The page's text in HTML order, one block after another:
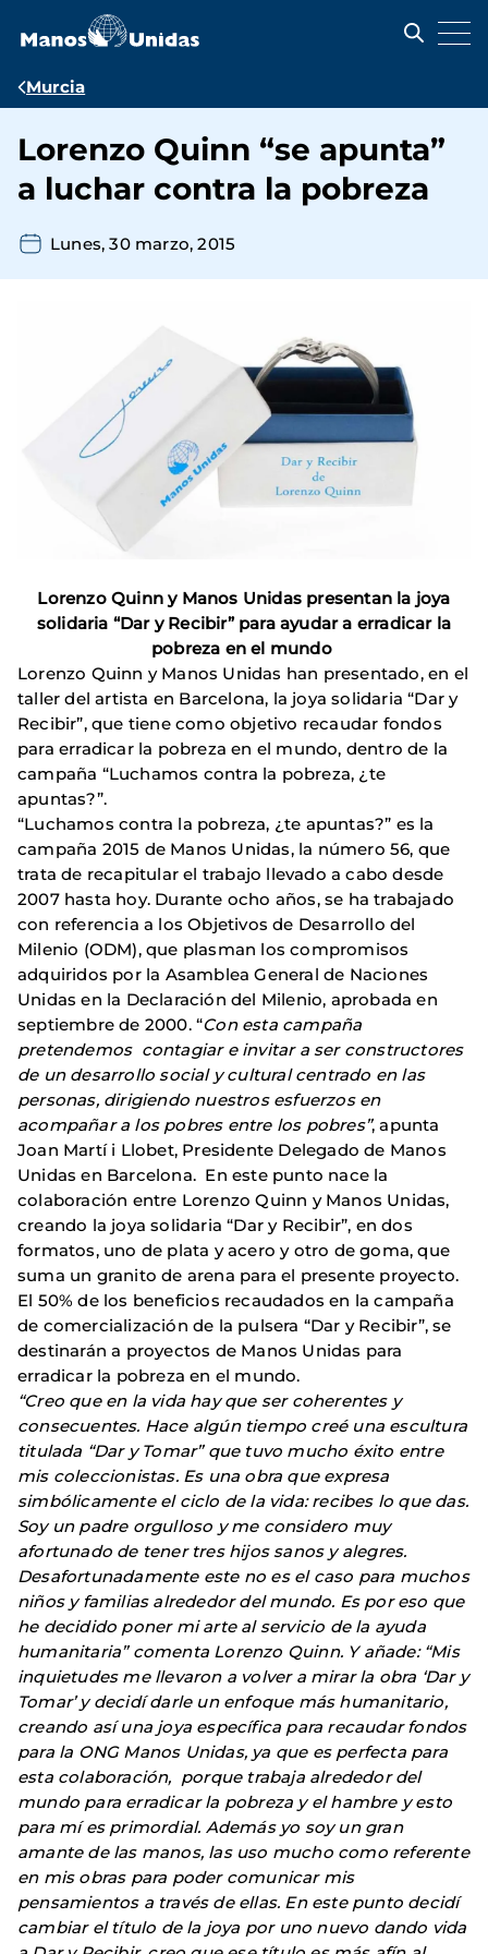
contenido
Ruta
navegación
Murcia
Lorenzo Quinn “se apunta”
a luchar contra la pobreza
Lunes, 30 marzo, 2015
Lorenzo Quinn y Manos Unidas presentan la joya
solidaria “Dar y Recibir” para ayudar a erradicar la
pobreza en el mundo
Lorenzo Quinn y Manos Unidas han presentado, en el
taller del artista en Barcelona, la joya solidaria “Dar y
Recibir”, que tiene como objetivo recaudar fondos
para erradicar la pobreza en el mundo, dentro de la
campaña “Luchamos contra la pobreza, ¿te
apuntas?”.
“Luchamos contra la pobreza, ¿te apuntas?” es la
campaña 2015 de Manos Unidas, la número 56, que
trata de recapitular el trabajo llevado a cabo desde
2007 hasta hoy. Durante ocho años, se ha trabajado
con referencia a los Objetivos de Desarrollo del
Milenio (ODM), que plasman los compromisos
adquiridos por la Asamblea General de Naciones
Unidas en la Declaración del Milenio, aprobada en
septiembre de 2000. “Con esta campaña
pretendemos contagiar e invitar a ser constructores
de un desarrollo social y cultural centrado en las
personas, dirigiendo nuestros esfuerzos en
acompañar a los pobres entre los pobres”, apunta
Joan Martí i Llobet, Presidente Delegado de Manos
Unidas en Barcelona. En este punto nace la
colaboración entre Lorenzo Quinn y Manos Unidas,
creando la joya solidaria “Dar y Recibir”, en dos
formatos, uno de plata y acero y otro de goma, que
suma un granito de arena para el presente proyecto.
El 50% de los beneficios recaudados en la campaña
de comercialización de la pulsera “Dar y Recibir”, se
destinarán a proyectos de Manos Unidas para
erradicar la pobreza en el mundo.
“Creo que en la vida hay que ser coherentes y
consecuentes. Hace algún tiempo creé una escultura
titulada “Dar y Tomar” que tuvo mucho éxito entre
mis coleccionistas. Es una obra que expresa
simbólicamente el ciclo de la vida: recibes lo que das.
Soy un padre orgulloso y me considero muy
afortunado de tener tres hijos sanos y alegres.
Desafortunadamente este no es el caso para muchos
niños y familias alrededor del mundo. Es por eso que
he decidido poner mi arte al servicio de la ayuda
humanitaria” comenta Lorenzo Quinn. Y añade: “Mis
inquietudes me llevaron a volver a mirar la obra ‘Dar y
Tomar’ y decidí darle un enfoque más humanitario,
creando así una joya específica para recaudar fondos
para la ONG Manos Unidas, ya que es perfecta para
esta colaboración, porque trabaja alrededor del
mundo para erradicar la pobreza y el hambre y esto
para mí es primordial. Además yo soy un gran
amante de las manos, las uso mucho como referente
en mis obras para poder comunicar mis
pensamientos a través de ellas. En este punto decidí
cambiar el título de la joya por uno nuevo dando vida